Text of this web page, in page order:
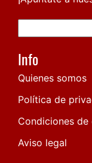
Info
Quienes somos
Política de
Condiciones de
Aviso legal